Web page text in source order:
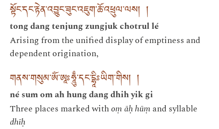
སྟོང་དང་རྟེན་འབྱུང་ཟུང་འཇུག་ཆོ་འཕྲུལ་ལས། །
tong dang tenjung zungjuk chotrul lé
Arising from the unified display of emptiness and
dependent origination,
གནས་གསུམ་ཨོཾ་ཨཱཿཧཱུྃ་དང་དྷཱིཿཡིག་གིས། །
né sum om ah hung dang dhih yik gi
Three places marked withoṃ āḥ hūṃand syllable
dhīḥ